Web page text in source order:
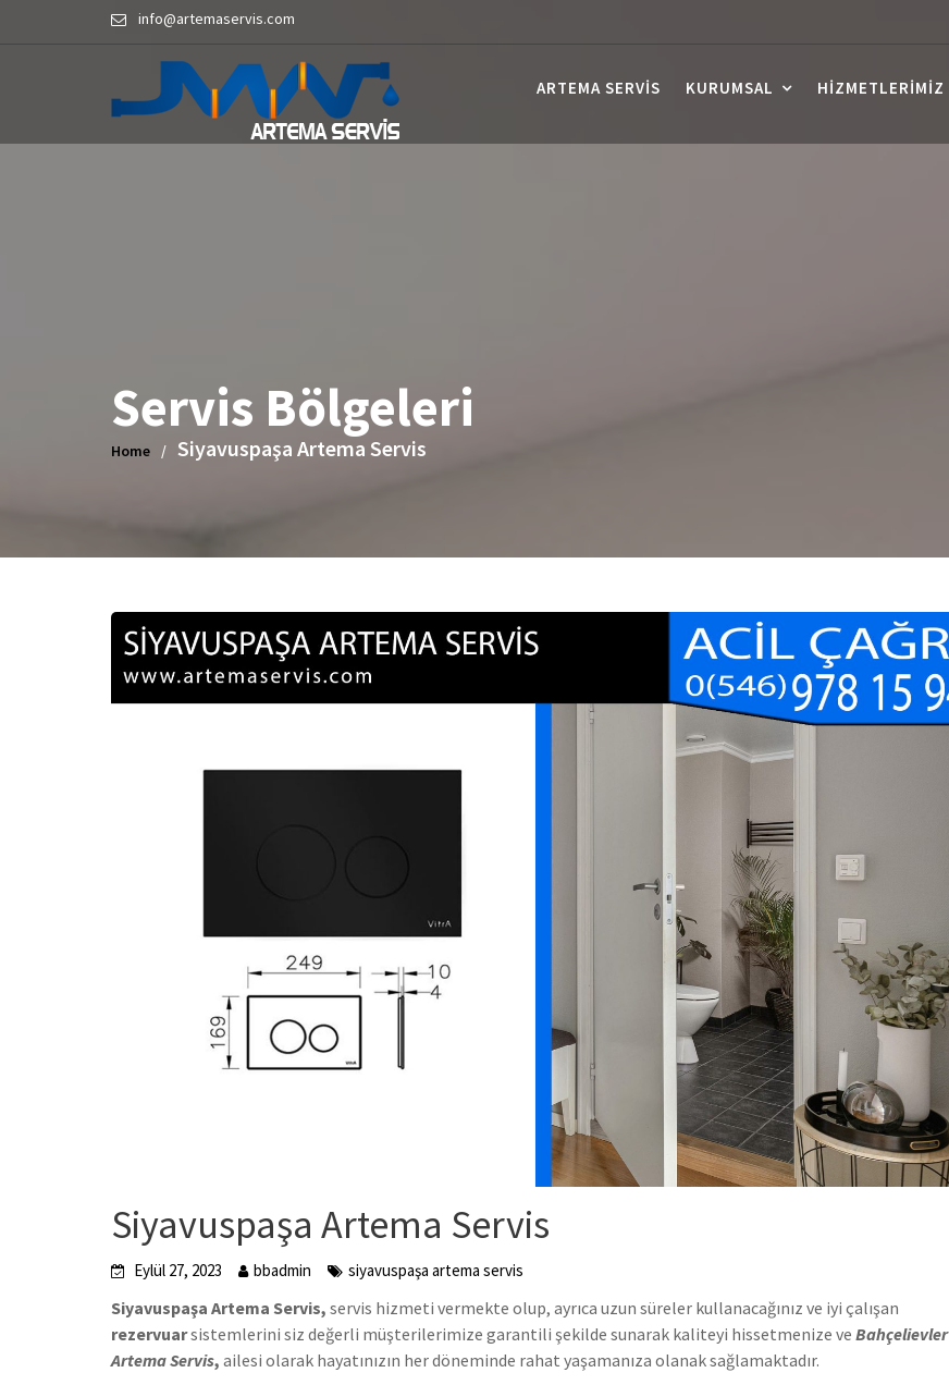
info@artemaservis.com
ARTEMA SERVIS KURUMSAL HIZMETLERIMIZ
Servis Bölgeleri
Home Siyavuspaşa Artema Servis
Siyavuspaşa Artema Servis
Eylül 27, 2023 bbadmin siyavuspaşa artema servis
Siyavuspaşa Artema Servis, servis hizmeti vermekte olup, ayrıca uzun süreler kullanacağınız ve iyi çalışan
rezervuarsistemlerini siz değerli müşterilerimize garantili şekilde sunarak kaliteyi hissetmenize ve Bahçelievler
Artema Servis, ailesi olarak hayatınızın her döneminde rahat yaşamanıza olanak sağlamaktadır.